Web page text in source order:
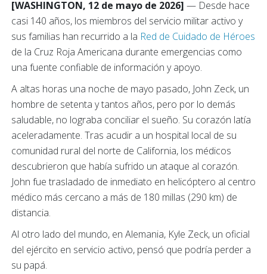
[WASHINGTON, 12 de mayo de 2026] — Desde hace
casi 140 años, los miembros del servicio militar activo y
sus familias han recurrido a la Red de Cuidado de Héroes
de la Cruz Roja Americana durante emergencias como
una fuente confiable de información y apoyo.
A altas horas una noche de mayo pasado, John Zeck, un
hombre de setenta y tantos años, pero por lo demás
saludable, no lograba conciliar el sueño. Su corazón latía
aceleradamente. Tras acudir a un hospital local de su
comunidad rural del norte de California, los médicos
descubrieron que había sufrido un ataque al corazón.
John fue trasladado de inmediato en helicóptero al centro
médico más cercano a más de 180 millas (290 km) de
distancia.
Al otro lado del mundo, en Alemania, Kyle Zeck, un oficial
del ejército en servicio activo, pensó que podría perder a
su papá.